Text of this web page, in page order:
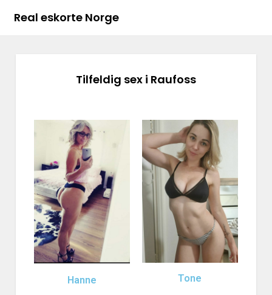
Real eskorte Norge
Tilfeldig sex i Raufoss
Hanne Tone